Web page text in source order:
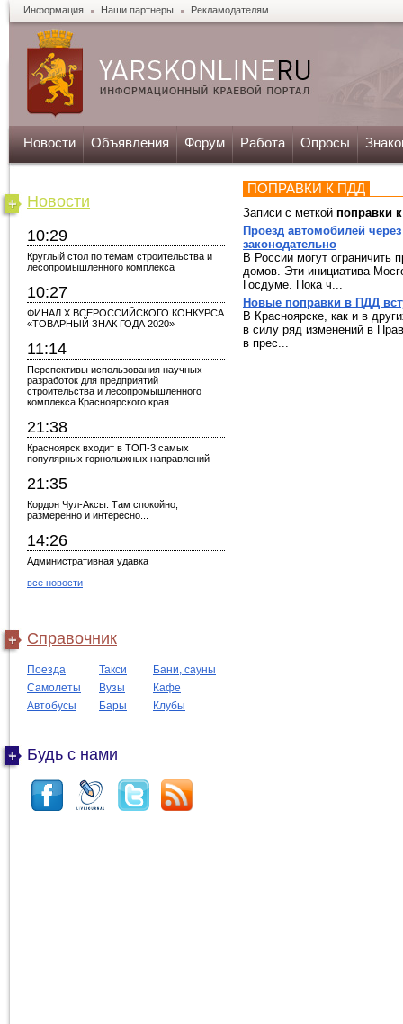
Информация Наши партнеры Рекламодателям
Новости Объявления Форум Работа Опросы
Новости
10:29
Круглый стол по темам строительства и
лесопромышленного комплекса
10:27
ФИНАЛ X ВСЕРОССИЙСКОГО КОНКУРСА
«ТОВАРНЫЙ ЗНАК ГОДА 2020»
11:14
Перспективы использования научных
разработок для предприятий
строительства и лесопромышленного
комплекса Красноярского края
21:38
Красноярск входит в ТОП-3 самых
популярных горнолыжных направлений
21:35
Кордон Чул-Аксы. Там спокойно,
размеренно и интересно...
14:26
Административная удавка
все новости
Справочник
Поезда Такси
Бани, сауны
Самолеты
Вузы
Кафе
Автобусы
Бары Клубы
Будь с нами
ПОПРАВКИ К ПДД
Записи с меткой поправки
Проезд автомобилей
законодательно
В России могут ограничить
домов. Эти инициатива
Госдуме. Пока ч...
Новые поправки в ПДД
В Красноярске, как и в
в силу ряд изменений в
в прес...